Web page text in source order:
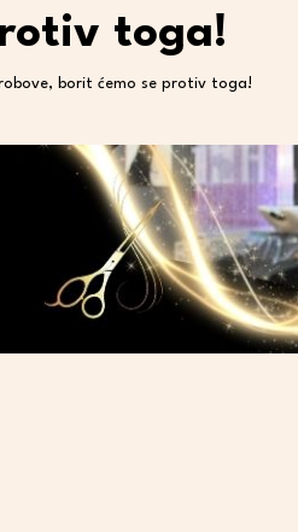
toga!
borit ćemo se protiv toga!